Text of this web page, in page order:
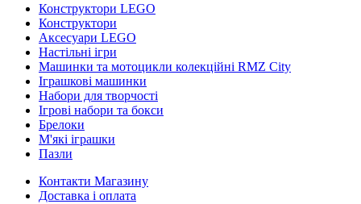
Конструктори LEGO
Конструктори
Аксесуари LEGO
Настільні ігри
Машинки та мотоцикли колекційні RMZ City
Іграшкові машинки
Набори для творчості
Ігрові набори та бокси
Брелоки
М'які іграшки
Пазли
Контакти Магазину
Доставка і оплата